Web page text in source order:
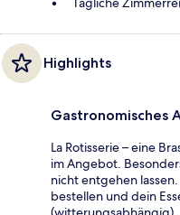
Highlights
Gastronomisches
La Rotisserie – eine
im Angebot.
nicht entgehen
bestellen und dein